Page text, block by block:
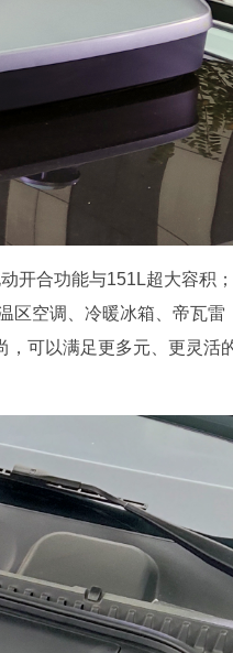
开合功能与151L超大容积；
区空调、冷暖冰箱、帝瓦雷
，可以满足更多元、更灵活